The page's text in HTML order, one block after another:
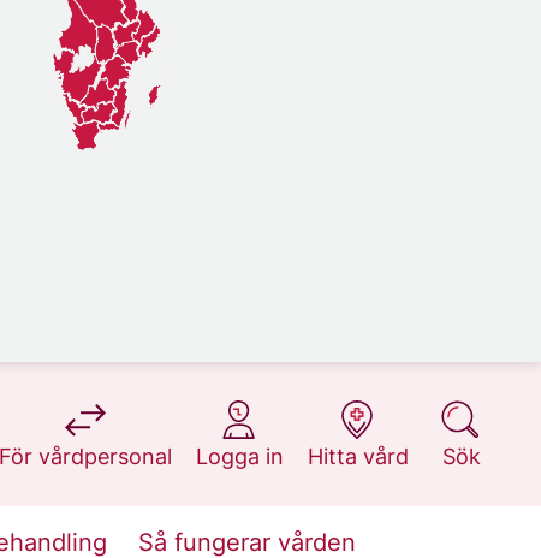
För vårdpersonal
på 1177.se
Logga in
på 1177.se
Hitta vård
på 1177.se
Sök
på 1177.se
Så fungerar vården